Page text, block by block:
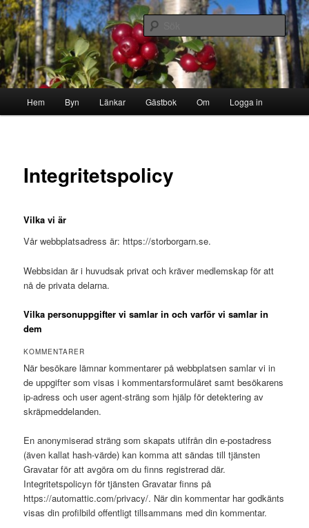
Hoppa
till
primärt
innehållStorborgarn
Byn i skogen
Sök
Hem Byn Länkar Gästbok Om Logga in
Integritetspolicy
Vilka vi är
Vår webbplatsadress är: https://storborgarn.se.
Webbsidan är i huvudsak privat och kräver medlemskap för att
nå de privata delarna.
Vilka personuppgifter vi samlar in och varför vi samlar in
dem
KOMMENTARER
När besökare lämnar kommentarer på webbplatsen samlar vi in
de uppgifter som visas i kommentarsformuläret samt besökarens
ip-adress och user agent-sträng som hjälp för detektering av
skräpmeddelanden.
En anonymiserad sträng som skapats utifrån din e-postadress
(även kallat hash-värde) kan komma att sändas till tjänsten
Gravatar för att avgöra om du finns registrerad där.
Integritetspolicyn för tjänsten Gravatar finns på
https://automattic.com/privacy/. När din kommentar har godkänts
visas din profilbild offentligt tillsammans med din kommentar.